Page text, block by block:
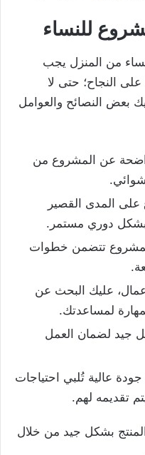
للنساء
من المنزل يجب
النجاح؛ حتى لا
بعض النصائح والعوامل
عن المشروع من
على المدى القصير
بشكل دوري مستمر.
تتضمن خطوات
عليك البحث عن
لمساعدتك.
جيد لضمان العمل
عالية تُلبي احتياجات
تقديمه لهم.
المنتج بشكل جيد من خلال